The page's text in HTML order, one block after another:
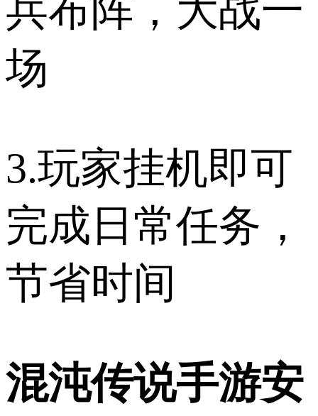
兵布阵，大战一
场
3.玩家挂机即可
完成日常任务，
节省时间
混沌传说手游安